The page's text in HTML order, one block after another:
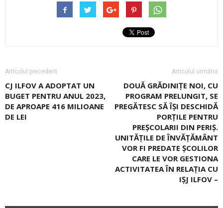
Articolul precedent
CJ ILFOV A ADOPTAT UN
BUGET PENTRU ANUL 2023,
DE APROAPE 416 MILIOANE
DE LEI
Articolul următor
DOUĂ GRĂDINIŢE NOI, CU
PROGRAM PRELUNGIT, SE
PREGĂTESC SĂ ÎȘI DESCHIDĂ
PORȚILE PENTRU
PREȘCOLARII DIN PERIȘ.
UNITĂȚILE DE ÎNVĂȚĂMÂNT
VOR FI PREDATE ȘCOLILOR
CARE LE VOR GESTIONA
ACTIVITATEA ÎN RELAȚIA CU
IȘJ ILFOV –